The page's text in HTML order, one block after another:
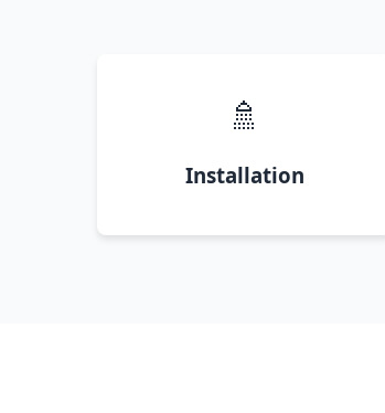
🚿
Installation